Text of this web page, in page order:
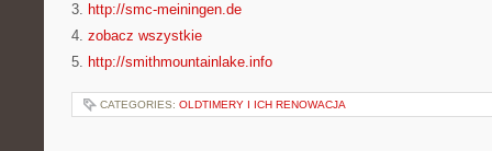
3. http://smc-meiningen.de
4. zobacz wszystkie
5. http://smithmountainlake.info
CATEGORIES: OLDTIMERY I ICH RENOWACJA